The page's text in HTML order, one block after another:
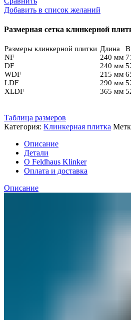
Feldhaus
R
NF11
Добавить в список желаний
Размерная сетка клинкерной
Размеры клинкерной плитки Длина
NF
240 мм
DF
240 мм
WDF
215 мм
LDF
290 мм
XLDF
365 мм
Таблица размеров
Категория: Клинкерная плитка
Описание
Детали
О Feldhaus Klinker
Оплата и доставка
Описание